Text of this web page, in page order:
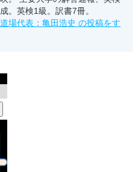
。英検1級。訳書7冊。
場代表：亀田浩史 の投稿をす